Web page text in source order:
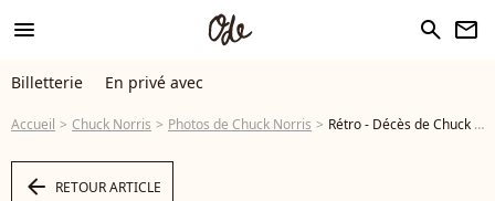
menu search newsletter
Billetterie En privé avec
Accueil Chuck Norris Photos de Chuck Norris Rétro - Décès de Chuck Norris à l'âge de 86 ans - Leon Isaac Kennedy, Chuck Norris Lone Wolf McQuade (1983) © MPP via Bestimage - Photo
arrow_left RETOUR ARTICLE